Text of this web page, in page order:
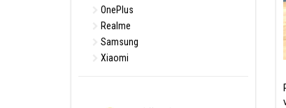
OnePlus
Realme
Samsung
Xiaomi